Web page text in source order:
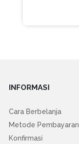
INFORMASI
Cara Berbelanja
Metode Pembayaran
Konfirmasi